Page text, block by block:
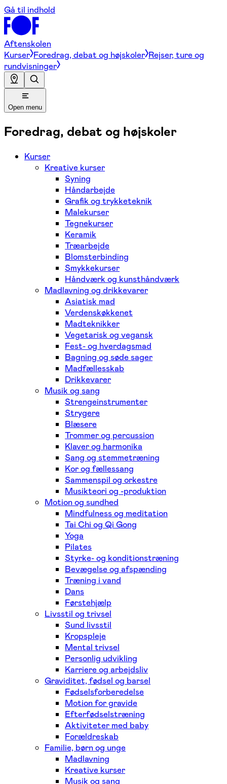
Gå til indhold
Aftenskolen
Kurser Foredrag, debat og højskoler Rejser, ture og
rundvisninger
Open menu
Foredrag, debat og højskoler
Kurser
Kreative kurser
Syning
Håndarbejde
Grafik og trykketeknik
Malekurser
Tegnekurser
Keramik
Træarbejde
Blomsterbinding
Smykkekurser
Håndværk og kunsthåndværk
Madlavning og drikkevarer
Asiatisk mad
Verdenskøkkenet
Madteknikker
Vegetarisk og vegansk
Fest- og hverdagsmad
Bagning og søde sager
Madfællesskab
Drikkevarer
Musik og sang
Strengeinstrumenter
Strygere
Blæsere
Trommer og percussion
Klaver og harmonika
Sang og stemmetræning
Kor og fællessang
Sammenspil og orkestre
Musikteori og -produktion
Motion og sundhed
Mindfulness og meditation
Tai Chi og Qi Gong
Yoga
Pilates
Styrke- og konditionstræning
Bevægelse og afspænding
Træning i vand
Dans
Førstehjælp
Livsstil og trivsel
Sund livsstil
Kropspleje
Mental trivsel
Personlig udvikling
Karriere og arbejdsliv
Graviditet, fødsel og barsel
Fødselsforberedelse
Motion for gravide
Efterfødselstræning
Aktiviteter med baby
Forældreskab
Familie, børn og unge
Madlavning
Kreative kurser
Musik og sang